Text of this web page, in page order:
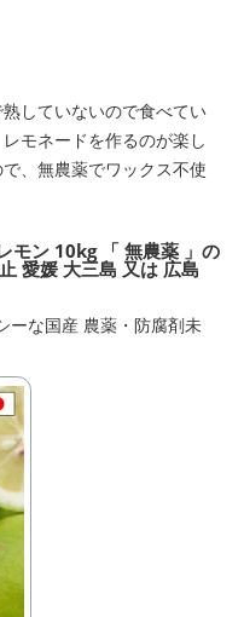
していないので食べてい
モネードを作るのが楽し
、無農薬でワックス不使
モン 10kg 「 無農薬 」の
愛媛 大三島 又は 広島
ーな国産 農薬・防腐剤未